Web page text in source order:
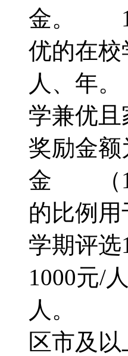
金。 1
优的在校
人、年
学兼优
奖励金
金 （1
的比例
学期评选
1000元/
人。 （
区市及